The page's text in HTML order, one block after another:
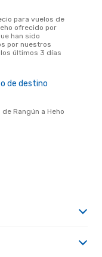
ofrecido por
han sido
por nuestros
últimos 3 días
de destino
de Rangún a Heho